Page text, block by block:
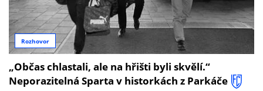
Rozhovor
„Občas chlastali, ale na hřišti byli skvělí.“
Neporazitelná Sparta v historkách z Parkáče